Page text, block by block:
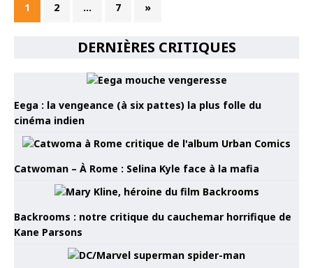
1 2 … 7 »
DERNIÈRES CRITIQUES
Eega : la vengeance (à six pattes) la plus folle du
cinéma indien
Catwoman – À Rome : Selina Kyle face à la mafia
Backrooms : notre critique du cauchemar horrifique de
Kane Parsons